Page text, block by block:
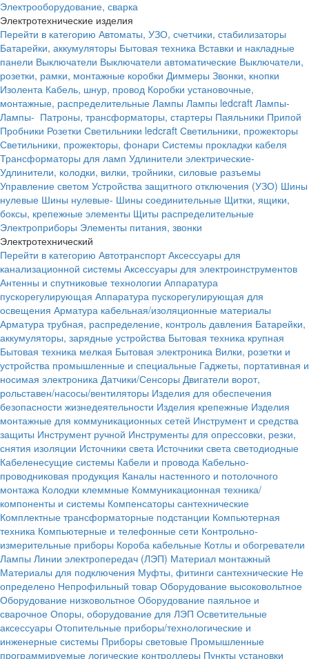
Электрооборудование, сварка
Электротехнические изделия
Перейти в категорию Автоматы, УЗО, счетчики, стабилизаторы
Батарейки, аккумуляторы Бытовая техника Вставки и накладные
панели Выключатели Выключатели автоматические Выключатели,
розетки, рамки, монтажные коробки Диммеры Звонки, кнопки
Изолента Кабель, шнур, провод Коробки установочные,
монтажные, распределительные Лампы Лампы ledcraft Лампы-
Лампы- Патроны, трансформаторы, стартеры Паяльники Припой
Пробники Розетки Светильники ledcraft Светильники, прожекторы
Светильники, прожекторы, фонари Системы прокладки кабеля
Трансформаторы для ламп Удлинители электрические-
Удлинители, колодки, вилки, тройники, силовые разъемы
Управление светом Устройства защитного отключения (УЗО) Шины
нулевые Шины нулевые- Шины соединительные Щитки, ящики,
боксы, крепежные элементы Щиты распределительные
Электроприборы Элементы питания, звонки
Электротехнический
Перейти в категорию Автотранспорт Аксессуары для
канализационной системы Аксессуары для электроинструментов
Антенны и спутниковые технологии Аппаратура
пускорегулирующая Аппаратура пускорегулирующая для
освещения Арматура кабельная/изоляционные материалы
Арматура трубная, распределение, контроль давления Батарейки,
аккумуляторы, зарядные устройства Бытовая техника крупная
Бытовая техника мелкая Бытовая электроника Вилки, розетки и
устройства промышленные и специальные Гаджеты, портативная и
носимая электроника Датчики/Сенсоры Двигатели ворот,
рольставен/насосы/вентиляторы Изделия для обеспечения
безопасности жизнедеятельности Изделия крепежные Изделия
монтажные для коммуникационных сетей Инструмент и средства
защиты Инструмент ручной Инструменты для опрессовки, резки,
снятия изоляции Источники света Источники света светодиодные
Кабеленесущие системы Кабели и провода Кабельно-
проводниковая продукция Каналы настенного и потолочного
монтажа Колодки клеммные Коммуникационная техника/
компоненты и системы Компенсаторы сантехнические
Комплектные трансформаторные подстанции Компьютерная
техника Компьютерные и телефонные сети Контрольно-
измерительные приборы Короба кабельные Котлы и обогреватели
Лампы Линии электропередач (ЛЭП) Материал монтажный
Материалы для подключения Муфты, фитинги сантехнические Не
определено Непрофильный товар Оборудование высоковольтное
Оборудование низковольтное Оборудование паяльное и
сварочное Опоры, оборудование для ЛЭП Осветительные
аксессуары Отопительные приборы/технологические и
инженерные системы Приборы световые Промышленные
программируемые логические контроллеры Пункты установки